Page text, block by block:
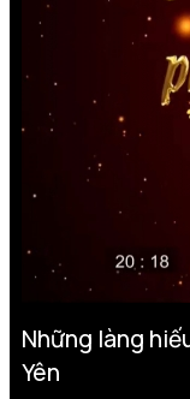
Những làng
Yên